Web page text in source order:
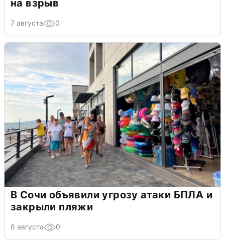
на взрыв
7 августа 0
В Сочи объявили угрозу атаки БПЛА и
закрыли пляжи
6 августа 0